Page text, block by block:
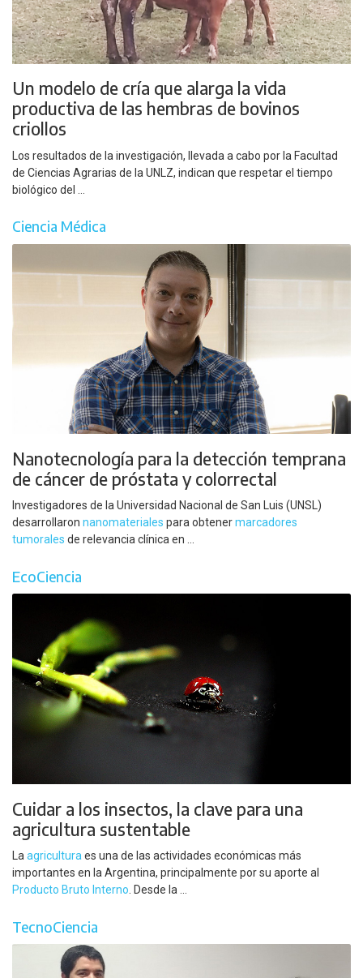
Un modelo de cría que alarga la vida
productiva de las hembras de bovinos
criollos
Los resultados de la investigación, llevada a cabo por la Facultad
de Ciencias Agrarias de la UNLZ, indican que respetar el tiempo
biológico del ...
Ciencia Médica
Nanotecnología para la detección temprana
de cáncer de próstata y colorrectal
Investigadores de la Universidad Nacional de San Luis (UNSL)
desarrollaron nanomateriales para obtenermarcadores
tumorales de relevancia clínica en ...
EcoCiencia
Cuidar a los insectos, la clave para una
agricultura sustentable
La agricultura es una de las actividades económicas más
importantes en la Argentina, principalmente por su aporte al
Producto Bruto Interno . Desde la ...
TecnoCiencia